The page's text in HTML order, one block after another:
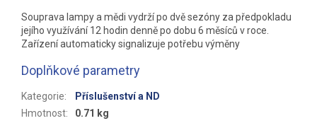
Souprava lampy a mědi vydrží po dvě sezóny za předpokladu
jejího využívání 12 hodin denně po dobu 6 měsíců v roce.
Zařízení automaticky signalizuje potřebu výměny
Doplňkové parametry
Kategorie:
Příslušenství a ND
Hmotnost: 0.71 kg